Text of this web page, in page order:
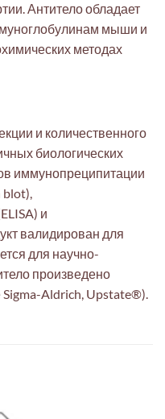
Антитело обладает
мыши и
методах
и количественного
биологических
иммунопреципитации
и
валидирован для
для научно-
произведено
Aldrich, Upstate®).